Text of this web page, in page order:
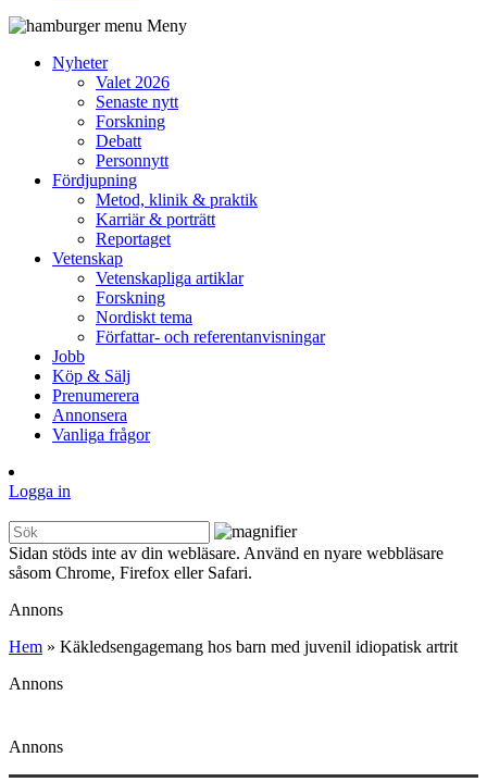
Meny
Nyheter
Valet 2026
Senaste nytt
Forskning
Debatt
Personnytt
Fördjupning
Metod, klinik & praktik
Karriär & porträtt
Reportaget
Vetenskap
Vetenskapliga artiklar
Forskning
Nordiskt tema
Författar- och referentanvisningar
Jobb
Köp & Sälj
Prenumerera
Annonsera
Vanliga frågor
Logga in
Sidan stöds inte av din webläsare. Använd en nyare webbläsare
såsom Chrome, Firefox eller Safari.
Annons
Hem » Käkledsengagemang hos barn med juvenil idiopatisk artrit
Annons
Annons